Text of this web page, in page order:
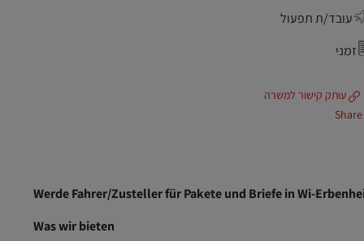
עובד/ת תפעול
זמני
עותק קישור למשרה
Share
Werde Fahrer/Zusteller für Pakete und Briefe in Wi-
Was wir bieten